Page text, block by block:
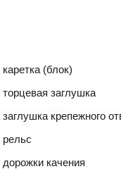
каретка (блок)
торцевая заглушка
заглушка крепежного
рельс
дорожки качения